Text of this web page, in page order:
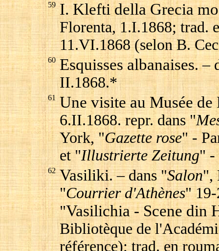
59 I. Klefti della Grecia
Florenta, 1.I.1868; trad.
11.VI.1868 (selon B.
60 Esquisses albanaises. –
II.1868.*
61 Une visite au Musée
6.II.1868. repr. dans "
York, "Gazette rose" -
et "Illustrierte Zeitung" -
62 Vasiliki. – dans "Salon",
"Courrier d'Athènes"
"Vasilichia - Scene din
Bibliotèque de
référence); trad. en